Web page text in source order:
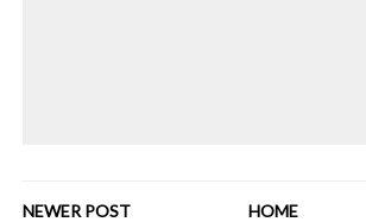
NEWER POST HOME